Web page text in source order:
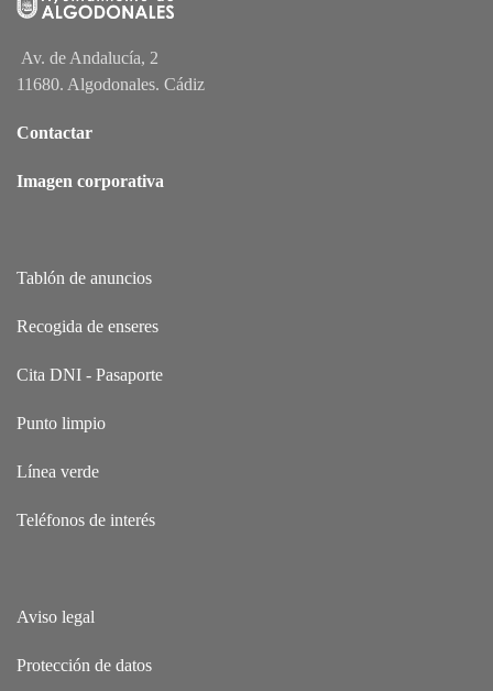
Av. de Andalucía, 2
11680. Algodonales. Cádiz
Contactar
Imagen corporativa
Tablón de anuncios
Recogida de enseres
Cita DNI - Pasaporte
Punto limpio
Línea verde
Teléfonos de interés
Aviso legal
Protección de datos